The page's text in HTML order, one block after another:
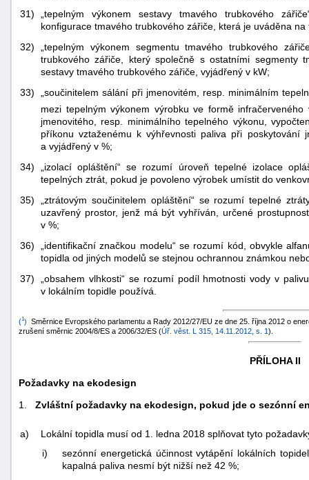
31)
„tepelným výkonem sestavy tmavého trubkového
konfigurace tmavého trubkového zářiče, která je uváděna
32)
„tepelným výkonem segmentu tmavého trubkového
trubkového zářiče, který společně s ostatními segmenty
sestavy tmavého trubkového zářiče, vyjádřený v kW;
33)
„součinitelem sálání při jmenovitém, resp. minimálním
mezi tepelným výkonem výrobku ve formě
jmenovitého, resp. minimálního tepelného výkonu,
příkonu vztaženému k výhřevnosti paliva při poskytování
a vyjádřený v %;
34)
„izolací opláštění“ se rozumí úroveň tepelné izolace
tepelných ztrát, pokud je povoleno výrobek umístit do
35)
„ztrátovým součinitelem opláštění“ se rozumí tepelné
uzavřený prostor, jenž má být vyhříván, určené
v %;
36)
„identifikační značkou modelu“ se rozumí kód, obvykle
topidla od jiných modelů se stejnou ochrannou známkou
37)
„obsahem vlhkosti“ se rozumí podíl hmotnosti vody v
v lokálním topidle používá.
(1) Směrnice Evropského parlamentu a Rady 2012/27/EU ze dne 25. října 2012 o
zrušení směrnic 2004/8/ES a 2006/32/ES (Úř. věst. L 315, 14.11.2012, s. 1).
PŘÍLOHA II
Požadavky na ekodesign
1. Zvláštní požadavky na ekodesign, pokud jde o sezónní
a)
Lokální topidla musí od 1. ledna 2018 splňovat tyto
i)
sezónní energetická účinnost vytápění lokálních
kapalná paliva nesmí být nižší než 42 %;